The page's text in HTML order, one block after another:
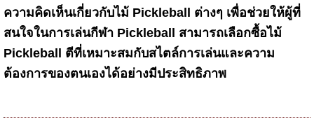
ความคิดเห็นเกี่ยวกับไม้ Pickleball ต่างๆ เพื่อช่วยให้ผู้ที่
สนใจในการเล่นกีฬา Pickleball สามารถเลือกซื้อไม้
Pickleball ตีที่เหมาะสมกับสไตล์การเล่นและความ
ต้องการของตนเองได้อย่างมีประสิทธิภาพ